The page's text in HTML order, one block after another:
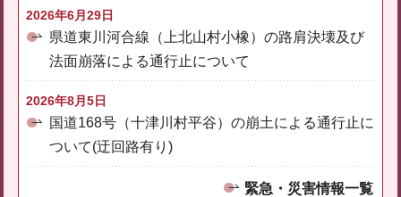
2026年6月29日
県道東川河合線（上北山村小橡）の路肩決壊及び
法面崩落による通行止について
2026年8月5日
国道168号（十津川村平谷）の崩土による通行止に
ついて(迂回路有り)
緊急・災害情報一覧